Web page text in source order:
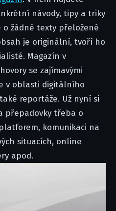
návody, tipy a triky
žádné texty přeložené
je originální, tvoří ho
Magazín v
se zajímavými
v oblasti digitálního
reportáže. Už nyní si
přepadovky třeba o
komunikaci na
situacích, online
apod.